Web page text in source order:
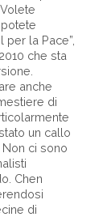
la Pace”,
che sta
anche
di
un callo
ci sono
Chen
di